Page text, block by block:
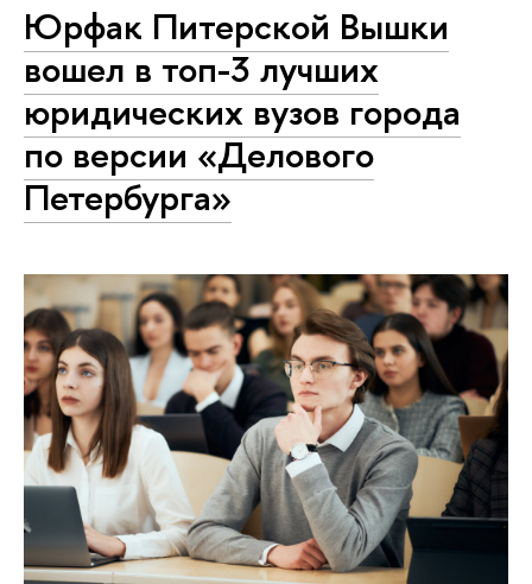
Юрфак Питерской Вышки
вошел в топ-3 лучших
юридических вузов города
по версии «Делового
Петербурга»